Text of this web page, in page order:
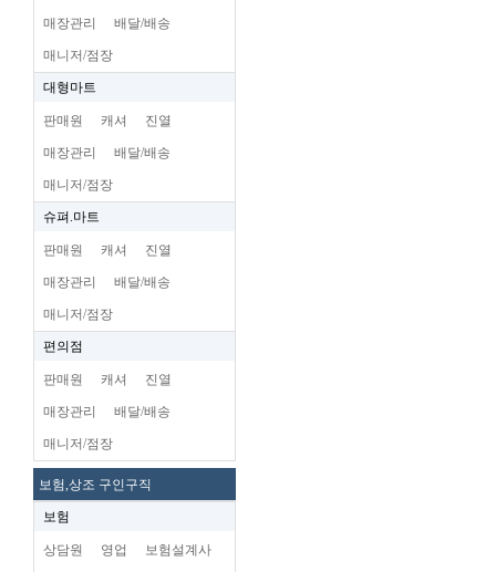
매장관리 배달/배송
매니저/점장
대형마트
판매원 캐셔 진열
매장관리 배달/배송
매니저/점장
슈펴.마트
판매원 캐셔 진열
매장관리 배달/배송
매니저/점장
편의점
판매원 캐셔 진열
매장관리 배달/배송
매니저/점장
보험,상조 구인구직
보험
상담원 영업 보험설계사